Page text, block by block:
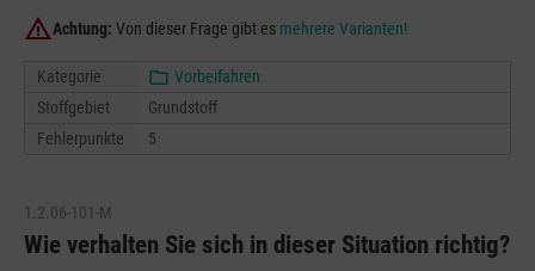
Achtung: Von dieser Frage gibt es mehrere Varianten!
Kategorie
Vorbeifahren
Stoffgebiet
Grundstoff
Fehlerpunkte
5
1.2.06-101-M
Wie verhalten Sie sich in dieser Situation richtig?